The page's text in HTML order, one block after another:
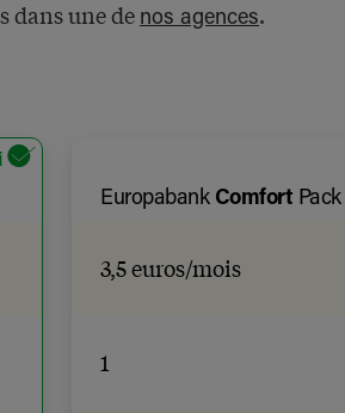
dans une de nos agences.
Europabank Comfort Pack
3,5 euros/mois
1